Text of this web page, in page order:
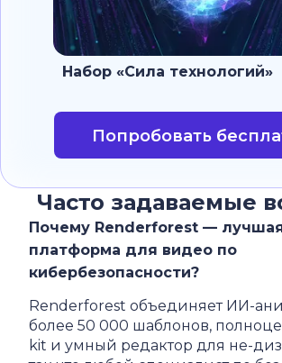
Набор «Сила технологий»
Попробовать
Часто задаваемые
Почему Renderforest —
платформа для видео по
кибербезопасности?
Renderforest объединяет ИИ-
более 50 000 шаблонов,
kit и умный редактор для не-